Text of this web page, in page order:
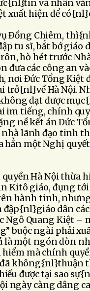
và nhân
xuất hiện để
Ðồng Chiêm,
tu sĩ, bắt bớ giáo
hò hét trước
đưa các công an
nơi Ðức Tổng Kiệt
trở{nl}về Hà Nội.
đạt được
im tiếng, chính
nề kết án Ðức
lãnh đạo tinh
hẳn một Nghị
Hà Nội thừa
Kitô giáo, đụng
hành tinh,
đập{nl}giáo dân
Ngô Quang Kiệt
buộc ngài phải
là một ngón đòn
mà chính
không{nl}thuận
được tại sao
ngày càng dâng